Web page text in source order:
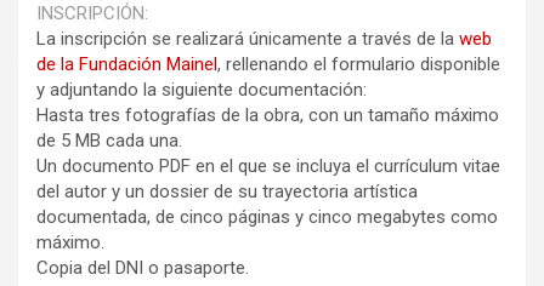
INSCRIPCIÓN:
La inscripción se realizará únicamente a través de la web
de la Fundación Mainel, rellenando el formulario disponible
y adjuntando la siguiente documentación:
Hasta tres fotografías de la obra, con un tamaño máximo
de 5 MB cada una.
Un documento PDF en el que se incluya el currículum vitae
del autor y un dossier de su trayectoria artística
documentada, de cinco páginas y cinco megabytes como
máximo.
Copia del DNI o pasaporte.